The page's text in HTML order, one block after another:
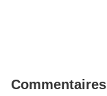
Commentaires